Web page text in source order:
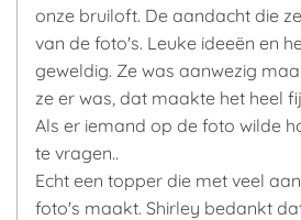
onze bruiloft. De aandacht die
van de foto's. Leuke ideeën en
geweldig. Ze was aanwezig
ze er was, dat maakte het heel
Als er iemand op de foto wilde
te vragen..
Echt een topper die met veel
foto's maakt. Shirley bedankt